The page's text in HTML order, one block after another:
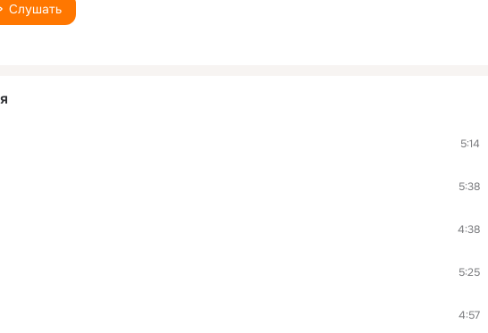
Слушать
5:14
5:38
4:38
5:25
4:57